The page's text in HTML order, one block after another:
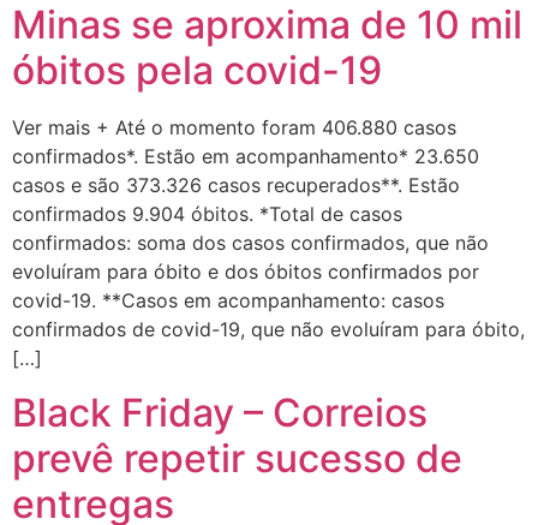
Minas se aproxima de 10 mil
óbitos pela covid-19
Ver mais + Até o momento foram 406.880 casos
confirmados*. Estão em acompanhamento* 23.650
casos e são 373.326 casos recuperados**. Estão
confirmados 9.904 óbitos. *Total de casos
confirmados: soma dos casos confirmados, que não
evoluíram para óbito e dos óbitos confirmados por
covid-19. **Casos em acompanhamento: casos
confirmados de covid-19, que não evoluíram para óbito,
[…]
Black Friday – Correios
prevê repetir sucesso de
entregas